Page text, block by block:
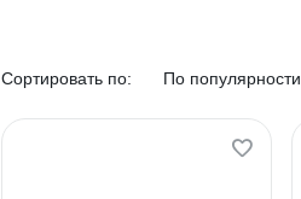
Сортировать по: По популярности